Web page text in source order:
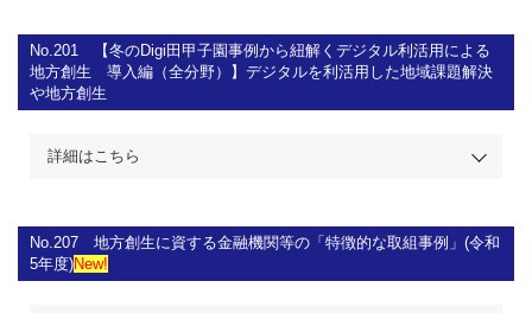
No.201
【冬のDigi田甲子園事例から紐解くデジタル利活用による
地方創生 導入編（全分野）】デジタルを利活用した地域課題解決
や地方創生
詳細はこちら
No.207 地方創生に資する金融機関等の「特徴的な取組事例」(令和
5年度)New!